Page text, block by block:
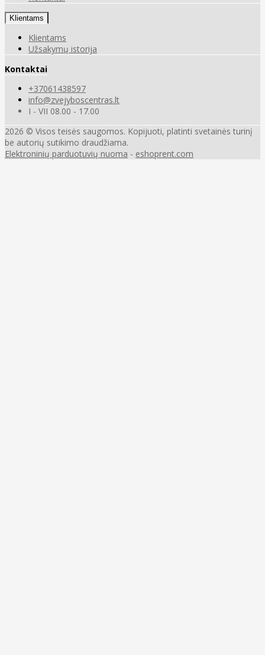
Klientams
Klientams
Užsakymų istorija
Kontaktai
+37061438597
info@zvejyboscentras.lt
I - VII 08.00 - 17.00
2026 © Visos teisės saugomos. Kopijuoti, platinti svetainės turinį
be autorių sutikimo draudžiama.
Elektroninių parduotuvių nuoma - eshoprent.com